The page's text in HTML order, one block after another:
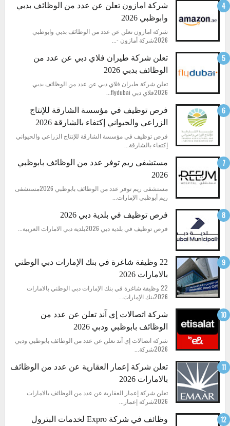
شركة امازون تعلن عن عدد من الوظائف بدبي
وابوظبي 2026
شركة امازون تعلن عن عدد من الوظائف بدبي وابوظبي
2026شركة أمازون -...
تعلن شركة طيران فلاي دبي عن عدد من
الوظائف بدبي 2026
تعلن شركة طيران فلاي دبي عن عدد من الوظائف بدبي
2026فلاي دبي flydubai...
فرص توظيف في مؤسسة الشارقة للإنتاج
الزراعي والحيواني إكتفاء بالشارقة 2026
فرص توظيف في مؤسسة الشارقة للإنتاج الزراعي والحيواني
إكتفاء بالشارقة...
مستشفى ريم توفر عدد من الوظائف بابوظبي
2026
مستشفى ريم توفر عدد من الوظائف بابوظبي 2026مستشفى
ريم أبوظبي الإمارات...
فرص توظيف في بلدية دبي 2026
فرص توظيف في بلدية دبي 2026بلدية دبي الامارات العربية...
22 وظيفة شاغرة في بنك الإمارات دبي الوطني
بالامارات 2026
22 وظيفة شاغرة في بنك الإمارات دبي الوطني بالامارات
2026بنك الإمارات...
شركة اتصالات إي آند تعلن عن عدد من
الوظائف بابوظبي ودبي 2026
شركة اتصالات إي آند تعلن عن عدد من الوظائف بابوظبي ودبي
2026شركة...
تعلن شركة إعمار العقارية عن عدد من الوظائف
بالامارات 2026
تعلن شركة إعمار العقارية عن عدد من الوظائف بالامارات
2026شركة إعمار...
وظائف في شركة Expro لخدمات البترول